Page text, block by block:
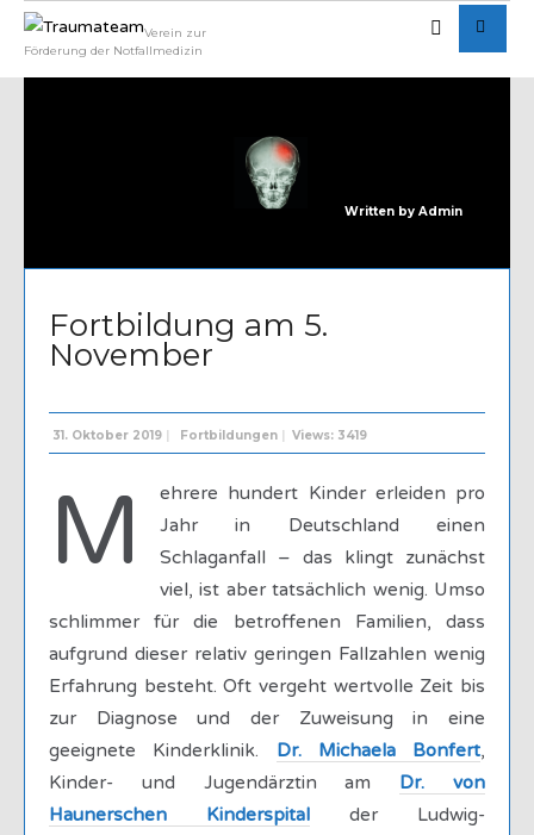
Verein zur
Förderung der Notfallmedizin
Written by Admin
Fortbildung am 5.
November
31. Oktober 2019 Fortbildungen Views: 3419
M
ehrere hundert Kinder erleiden pro
Jahr in Deutschland einen
Schlaganfall – das klingt zunächst
viel, ist aber tatsächlich wenig. Umso
schlimmer für die betroffenen Familien, dass
aufgrund dieser relativ geringen Fallzahlen wenig
Erfahrung besteht. Oft vergeht wertvolle Zeit bis
zur Diagnose und der Zuweisung in eine
geeignete Kinderklinik. Dr. Michaela Bonfert,
Kinder- und Jugendärztin am Dr. von
Haunerschen Kinderspital der Ludwig-